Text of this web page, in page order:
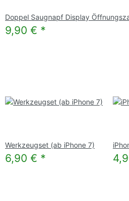
Doppel Saugnapf Display
9,90 € *
Werkzeugset (ab iPhone 7)
6,90 € *